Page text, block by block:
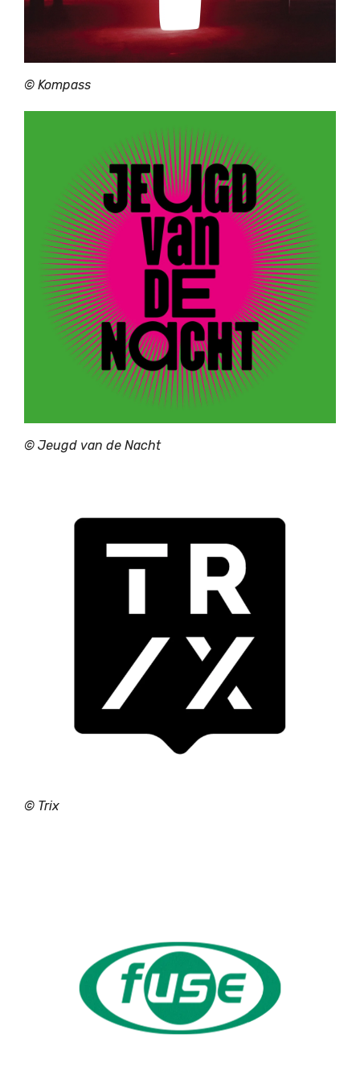
© Kompass
© Jeugd van de Nacht
© Trix